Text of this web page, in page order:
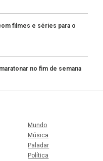
filmes e séries para o
no fim de semana
Mundo
Música
Paladar
Política